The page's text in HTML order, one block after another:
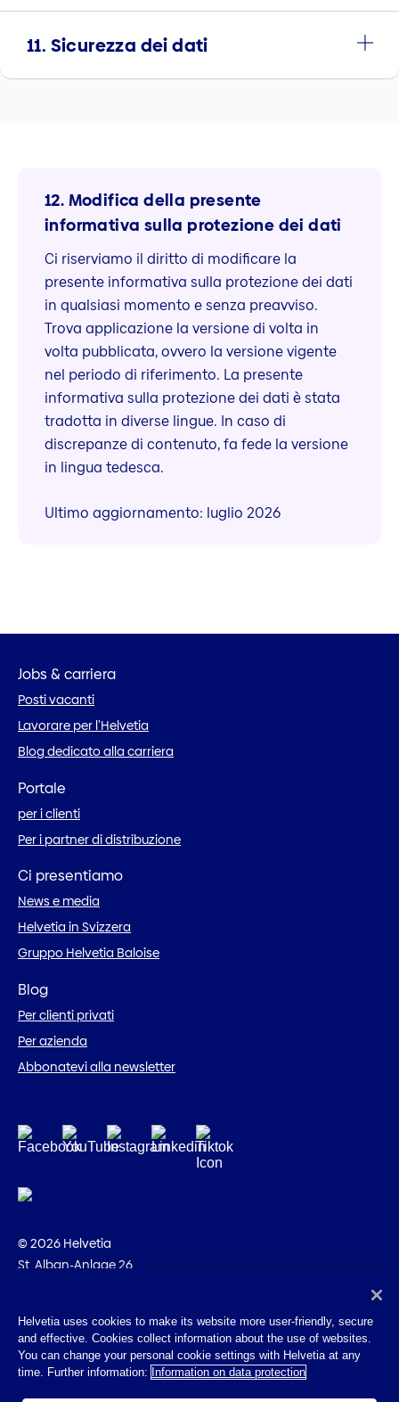
11. Sicurezza dei dati
12. Modifica della presente
informativa sulla protezione dei dati
Ci riserviamo il diritto di modificare la
presente informativa sulla protezione dei dati
in qualsiasi momento e senza preavviso.
Trova applicazione la versione di volta in
volta pubblicata, ovvero la versione vigente
nel periodo di riferimento. La presente
informativa sulla protezione dei dati è stata
tradotta in diverse lingue. In caso di
discrepanze di contenuto, fa fede la versione
in lingua tedesca.
Ultimo aggiornamento: luglio 2026
Jobs & carriera
Posti vacanti
Lavorare per l’Helvetia
Blog dedicato alla carriera
Portale
per i clienti
Per i partner di distribuzione
Ci presentiamo
News e media
Helvetia in Svizzera
Gruppo Helvetia Baloise
Blog
Per clienti privati
Per azienda
Abbonatevi alla newsletter
© 2026 Helvetia
St. Alban-Anlage 26
Impressum
Disposizioni giuridiche
Helvetia uses cookies to make its website more user-friendly, secure
and effective. Cookies collect information about the use of websites.
You can change your personal cookie settings with Helvetia at any
time. Further information: Information on data protection